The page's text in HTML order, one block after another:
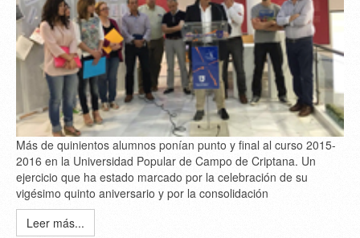
Más de quinientos alumnos ponían punto y final al curso 2015-
2016 en la Universidad Popular de Campo de Criptana. Un
ejercicio que ha estado marcado por la celebración de su
vigésimo quinto aniversario y por la consolidación
Leer más...